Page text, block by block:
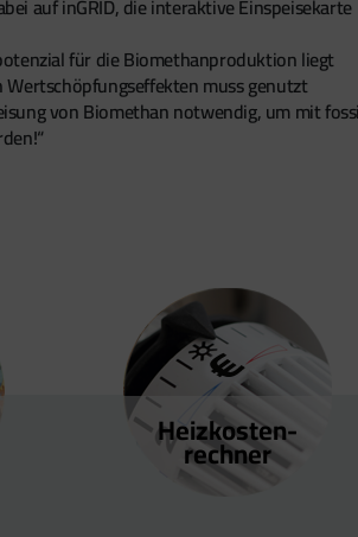
auf inGRID, die interaktive Einspeisekarte
für die Biomethanproduktion liegt
muss genutzt
von Biomethan notwendig, um mit
Heizkosten­
rechner